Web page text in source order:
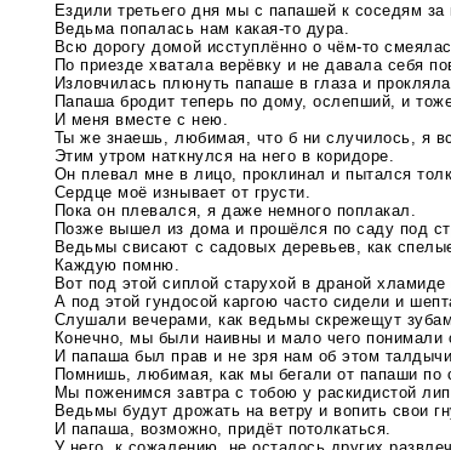
Ездили третьего дня мы с папашей к соседям за
Ведьма попалась намкакая-то дура.
Всю дорогу домой исступлённо о чём-то
По приезде хватала верёвку и не давала себя
Изловчилась плюнуть папаше в глаза и
Папаша бродит теперь по дому, ослепший, и
И меня вместе с нею.
Ты же знаешь, любимая, что б ни случилось, я
Этим утром наткнулся на него в коридоре.
Он плевал мне в лицо, проклинал и пытался
Сердце моё изнывает от грусти.
Пока он плевался, я даже немного поплакал.
Позже вышел из дома и прошёлся по саду под
Ведьмы свисают с садовых деревьев, как
Каждую помню.
Вот под этой сиплой старухой в драной
А под этой гундосой каргою часто сидели и
Слушали вечерами, как ведьмы скрежещут
Конечно, мы были наивны и мало чего понимали
И папаша был прав и не зря нам об этом
Помнишь, любимая, как мы бегали от папаши по
Мы поженимся завтра с тобою у раскидистой
Ведьмы будут дрожать на ветру и вопить свои
И папаша, возможно, придёт потолкаться.